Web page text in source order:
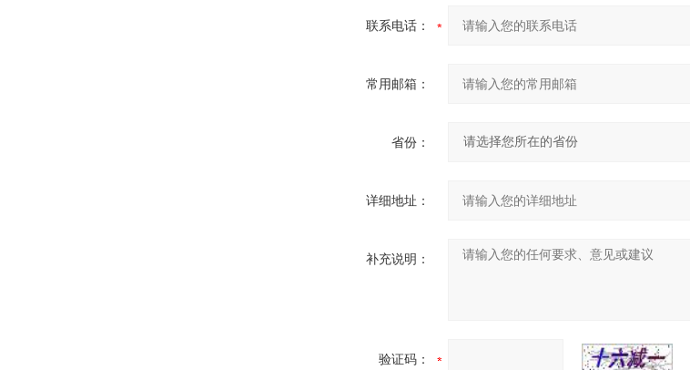
联系电话：
常用邮箱：
省份：
详细地址：
补充说明：
验证码：